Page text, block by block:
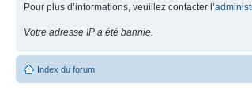
Pour plus d’informations, veuillez contacter l’
Votre adresse IP a été bannie.
Index du forum